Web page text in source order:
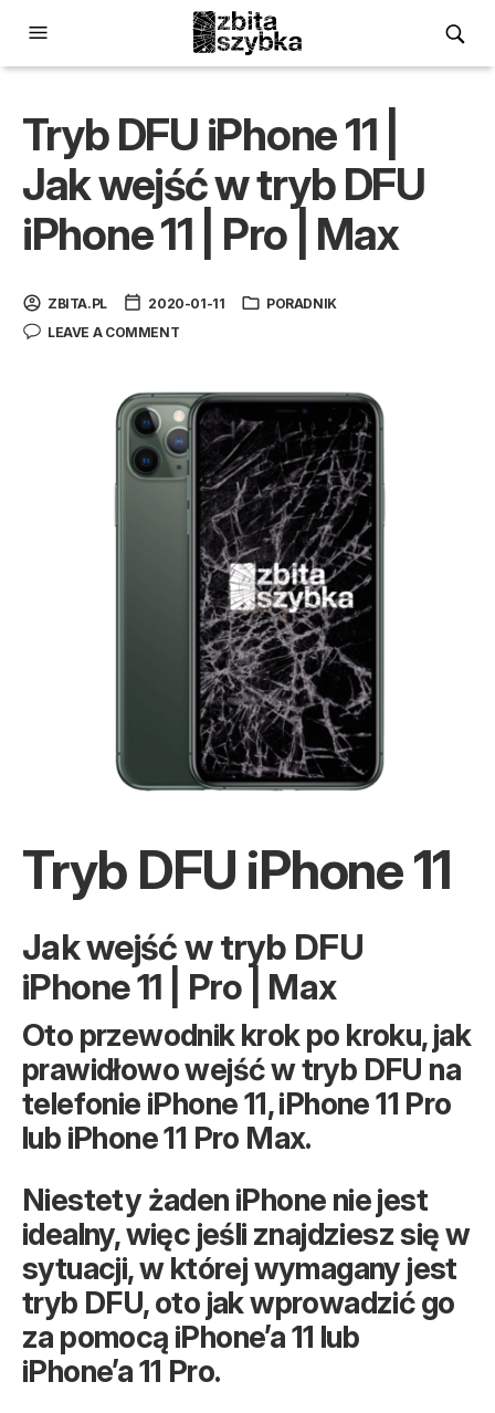
Tryb DFU iPhone 11 |
Jak wejść w tryb DFU
iPhone 11 | Pro | Max
ZBITA.PL 2020-01-11
PORADNIK
LEAVE A COMMENT
Tryb DFU iPhone 11
Jak wejść w tryb DFU
iPhone 11 | Pro | Max
Oto przewodnik krok po kroku, jak
prawidłowo wejść w tryb DFU na
telefonie iPhone 11, iPhone 11 Pro
lub iPhone 11 Pro Max.
Niestety żaden iPhone nie jest
idealny, więc jeśli znajdziesz się w
sytuacji, w której wymagany jest
tryb DFU, oto jak wprowadzić go
za pomocą iPhone’a 11 lub
iPhone’a 11 Pro.